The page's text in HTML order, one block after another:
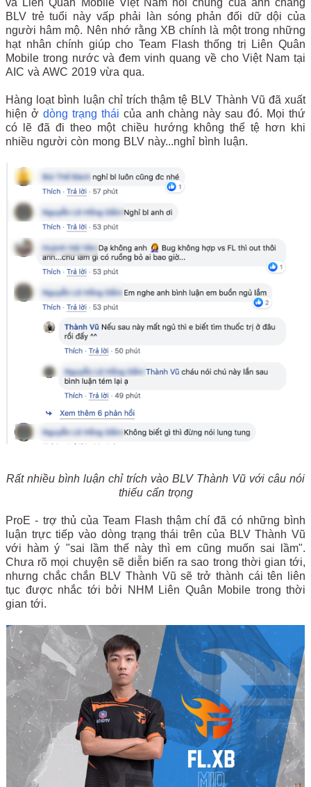
và Liên Quân Mobile Việt Nam nói chung của anh chàng
BLV trẻ tuổi này vấp phải làn sóng phản đối dữ dội của
người hâm mộ. Nên nhớ rằng XB chính là một trong những
hạt nhân chính giúp cho Team Flash thống trị Liên Quân
Mobile trong nước và đem vinh quang về cho Việt Nam tại
AIC và AWC 2019 vừa qua.
Hàng loạt bình luận chỉ trích thậm tệ BLV Thành Vũ đã xuất
hiện ở dòng trạng thái của anh chàng này sau đó. Mọi thứ
có lẽ đã đi theo một chiều hướng không thể tệ hơn khi
nhiều người còn mong BLV này...nghỉ bình luận.
Rất nhiều bình luận chỉ trích vào BLV Thành Vũ với câu nói
thiếu cẩn trọng
ProE - trợ thủ của Team Flash thậm chí đã có những bình
luận trực tiếp vào dòng trạng thái trên của BLV Thành Vũ
với hàm ý "sai lầm thế này thì em cũng muốn sai lầm".
Chưa rõ mọi chuyện sẽ diễn biến ra sao trong thời gian tới,
nhưng chắc chắn BLV Thành Vũ sẽ trở thành cái tên liên
tục được nhắc tới bởi NHM Liên Quân Mobile trong thời
gian tới.